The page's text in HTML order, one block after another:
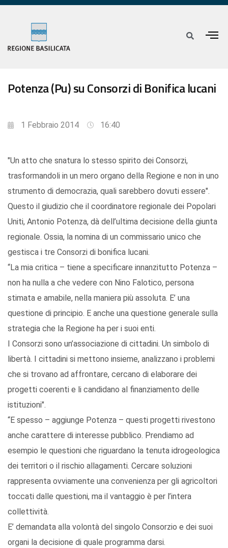
Potenza (Pu) su Consorzi di Bonifica lucani
1 Febbraio 2014 16:40
"Un atto che snatura lo stesso spirito dei Consorzi,
trasformandoli in un mero organo della Regione e non in uno
strumento di democrazia, quali sarebbero dovuti essere".
Questo il giudizio che il coordinatore regionale dei Popolari
Uniti, Antonio Potenza, dà dell’ultima decisione della giunta
regionale. Ossia, la nomina di un commissario unico che
gestisca i tre Consorzi di bonifica lucani.
“La mia critica – tiene a specificare innanzitutto Potenza –
non ha nulla a che vedere con Nino Falotico, persona
stimata e amabile, nella maniera più assoluta. E’ una
questione di principio. E anche una questione generale sulla
strategia che la Regione ha per i suoi enti.
I Consorzi sono un’associazione di cittadini. Un simbolo di
libertà. I cittadini si mettono insieme, analizzano i problemi
che si trovano ad affrontare, cercano di elaborare dei
progetti coerenti e li candidano al finanziamento delle
istituzioni".
“E spesso – aggiunge Potenza – questi progetti rivestono
anche carattere di interesse pubblico. Prendiamo ad
esempio le questioni che riguardano la tenuta idrogeologica
dei territori o il rischio allagamenti. Cercare soluzioni
rappresenta ovviamente una convenienza per gli agricoltori
toccati dalle questioni, ma il vantaggio è per l’intera
collettività.
E’ demandata alla volontà del singolo Consorzio e dei suoi
organi la decisione di quale programma darsi.